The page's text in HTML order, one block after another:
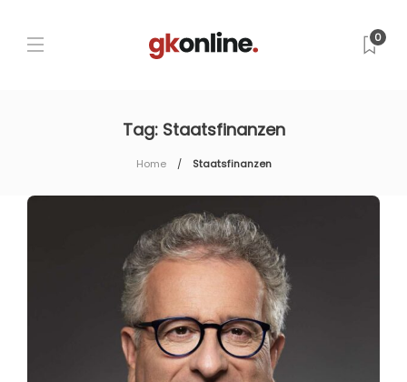
0
Tag: Staatsfinanzen
Home Staatsfinanzen